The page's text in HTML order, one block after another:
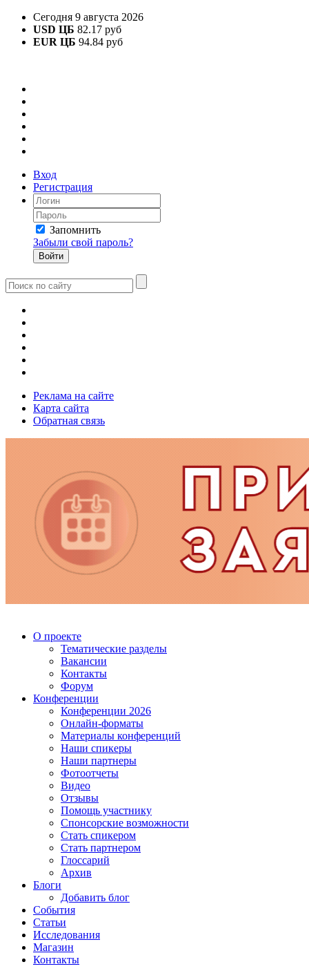
Сегодня 9 августа 2026
USD ЦБ 82.17 руб
EUR ЦБ 94.84 руб
Вход
Регистрация
Запомнить
Забыли свой пароль?
Реклама на сайте
Карта сайта
Обратная связь
О проекте
Тематические разделы
Вакансии
Контакты
Форум
Конференции
Конференции 2026
Онлайн-форматы
Материалы конференций
Наши спикеры
Наши партнеры
Фотоотчеты
Видео
Отзывы
Помощь участнику
Спонсорские возможности
Стать спикером
Стать партнером
Глоссарий
Архив
Блоги
Добавить блог
События
Статьи
Исследования
Магазин
Контакты